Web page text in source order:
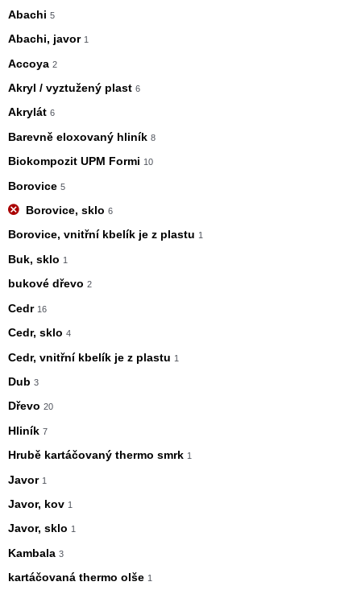
Abachi 5
Abachi, javor 1
Accoya 2
Akryl / vyztužený plast 6
Akrylát 6
Barevně eloxovaný hliník 8
Biokompozit UPM Formi 10
Borovice 5
Borovice, sklo 6
Borovice, vnitřní kbelík je z plastu 1
Buk, sklo 1
bukové dřevo 2
Cedr 16
Cedr, sklo 4
Cedr, vnitřní kbelík je z plastu 1
Dub 3
Dřevo 20
Hliník 7
Hrubě kartáčovaný thermo smrk 1
Javor 1
Javor, kov 1
Javor, sklo 1
Kambala 3
kartáčovaná thermo olše 1